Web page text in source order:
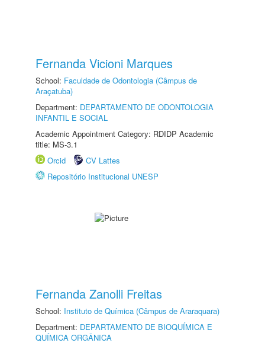
Fernanda Vicioni Marques
School: Faculdade de Odontologia (Câmpus de
Araçatuba)
Department: DEPARTAMENTO DE ODONTOLOGIA
INFANTIL E SOCIAL
Academic Appointment Category: RDIDP Academic
title: MS-3.1
Orcid
CV Lattes
Repositório Institucional UNESP
Fernanda Zanolli Freitas
School: Instituto de Química (Câmpus de Araraquara)
Department: DEPARTAMENTO DE BIOQUÍMICA E
QUÍMICA ORGÂNICA